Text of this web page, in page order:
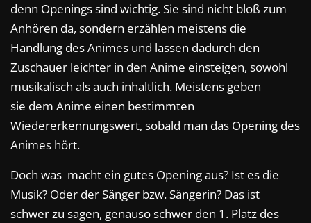
denn Openings sind wichtig. Sie sind nicht bloß zum
Anhören da, sondern erzählen meistens die
Handlung des Animes und lassen dadurch den
Zuschauer leichter in den Anime einsteigen, sowohl
musikalisch als auch inhaltlich. Meistens geben
sie dem Anime einen bestimmten
Wiedererkennungswert, sobald man das Opening des
Animes hört.
Doch was macht ein gutes Opening aus? Ist es die
Musik? Oder der Sänger bzw. Sängerin? Das ist
schwer zu sagen, genauso schwer den 1. Platz des